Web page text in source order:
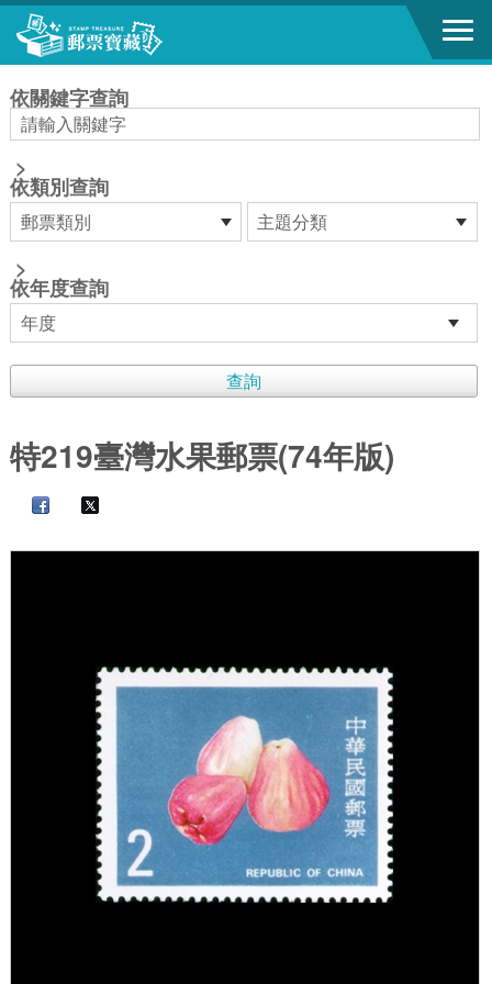
跳到主要內容區塊
依關鍵字查詢
>
依類別查詢
>
依年度查詢
特219臺灣水果郵票(74年版)